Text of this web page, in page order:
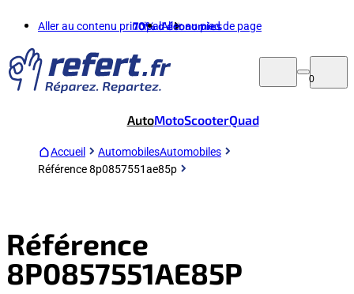
Aller au contenu principalAller au pied de page
70%d'économies
0
AutoMotoScooterQuad
Accueil AutomobilesAutomobiles
Référence 8p0857551ae85p
Référence
8P0857551AE85P